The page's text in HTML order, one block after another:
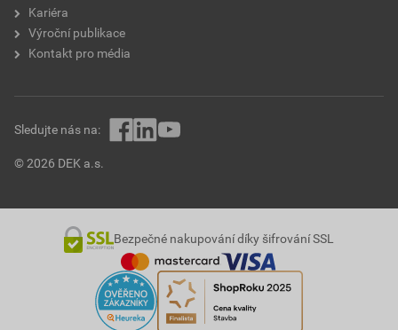
Kariéra
Výroční publikace
Kontakt pro média
© 2026 DEK a.s.
Sledujte nás na:
Bezpečné nakupování díky šifrování SSL